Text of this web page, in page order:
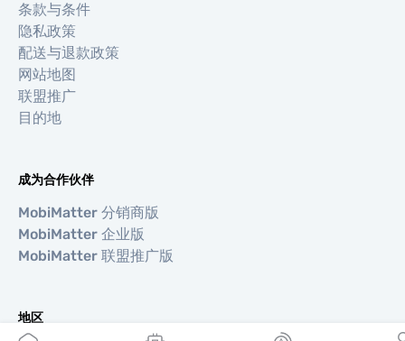
条款与条件
隐私政策
配送与退款政策
网站地图
联盟推广
目的地
成为合作伙伴
MobiMatter 分销商版
MobiMatter 企业版
MobiMatter 联盟推广版
地区